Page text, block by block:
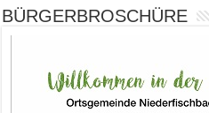
BÜRGERBROSCHÜRE